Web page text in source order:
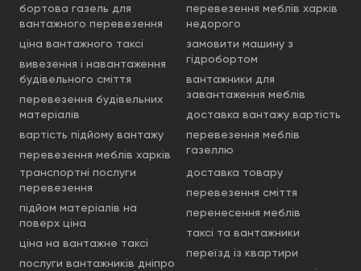
бортова газель для
вантажного перевезення
ціна вантажного таксі
вивезення і навантаження
будівельного сміття
перевезення будівельних
матеріалів
вартість підйому вантажу
перевезення меблів харків
перевезення меблів харків
недорого
замовити машину з
гідробортом
вантажники для
завантаження меблів
доставка вантажу вартість
перевезення меблів
газеллю
транспортні послуги
перевезення
підйом матеріалів на
поверх ціна
ціна на вантажне таксі
послуги вантажників дніпро
доставка товару
перевезення сміття
перенесення меблів
таксі та вантажники
переїзд із квартири